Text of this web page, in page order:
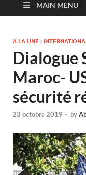
MAIN MENU
A LA UNE /
Dialogue
Maroc-
sécurité
23 octobre 2019 - by